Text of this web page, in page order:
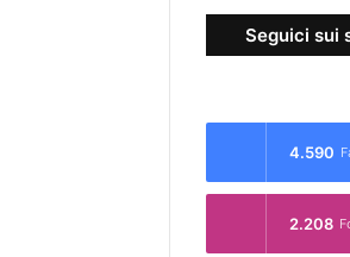
Seguici sui
4.590
2.208